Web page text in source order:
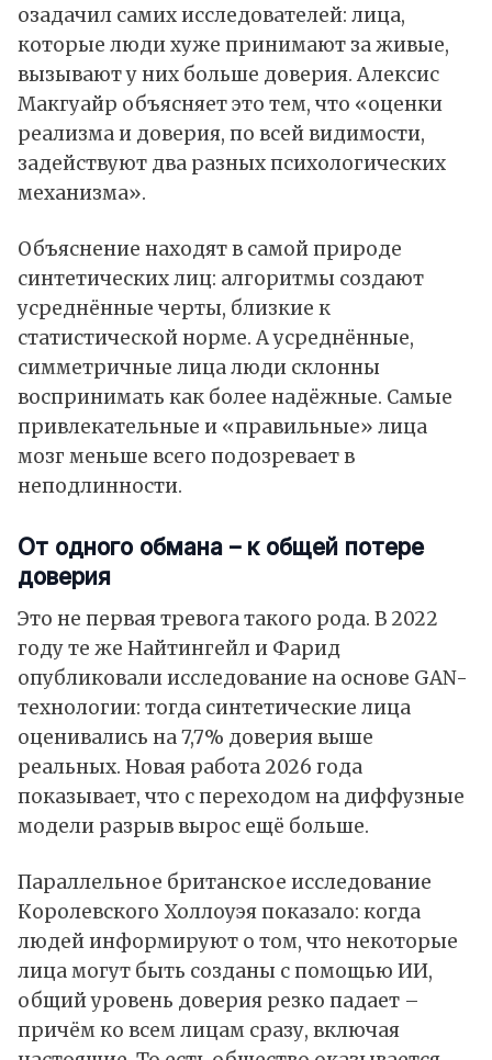
озадачил самих исследователей: лица,
которые люди хуже принимают за живые,
вызывают у них больше доверия. Алексис
Макгуайр объясняет это тем, что «оценки
реализма и доверия, по всей видимости,
задействуют два разных психологических
механизма».
Объяснение находят в самой природе
синтетических лиц: алгоритмы создают
усреднённые черты, близкие к
статистической норме. А усреднённые,
симметричные лица люди склонны
воспринимать как более надёжные. Самые
привлекательные и «правильные» лица
мозг меньше всего подозревает в
неподлинности.
От одного обмана – к общей потере
доверия
Это не первая тревога такого рода. В 2022
году те же Найтингейл и Фарид
опубликовали исследование на основе GAN-
технологии: тогда синтетические лица
оценивались на 7,7% доверия выше
реальных. Новая работа 2026 года
показывает, что с переходом на диффузные
модели разрыв вырос ещё больше.
Параллельное британское исследование
Королевского Холлоуэя показало: когда
людей информируют о том, что некоторые
лица могут быть созданы с помощью ИИ,
общий уровень доверия резко падает –
причём ко всем лицам сразу, включая